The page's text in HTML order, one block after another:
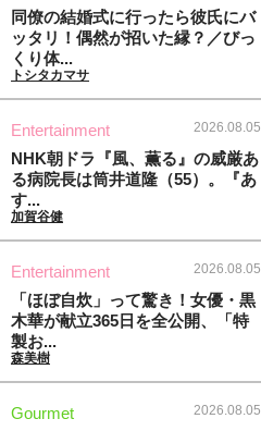
同僚の結婚式に行ったら彼氏にバ
ッタリ！偶然が招いた縁？／びっ
くり体...
トシタカマサ
Entertainment 2026.08.05
NHK朝ドラ『風、薫る』の威厳あ
る病院長は筒井道隆（55）。『あ
す...
加賀谷健
Entertainment 2026.08.05
「ほぼ自炊」って驚き！女優・黒
木華が献立365日を全公開、「特
製お...
森美樹
Gourmet 2026.08.05